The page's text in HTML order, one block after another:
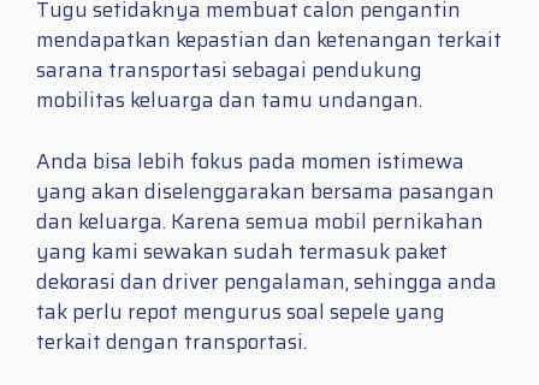
Tugu setidaknya membuat calon pengantin
mendapatkan kepastian dan ketenangan terkait
sarana transportasi sebagai pendukung
mobilitas keluarga dan tamu undangan.
Anda bisa lebih fokus pada momen istimewa
yang akan diselenggarakan bersama pasangan
dan keluarga. Karena semua mobil pernikahan
yang kami sewakan sudah termasuk paket
dekorasi dan driver pengalaman, sehingga anda
tak perlu repot mengurus soal sepele yang
terkait dengan transportasi.